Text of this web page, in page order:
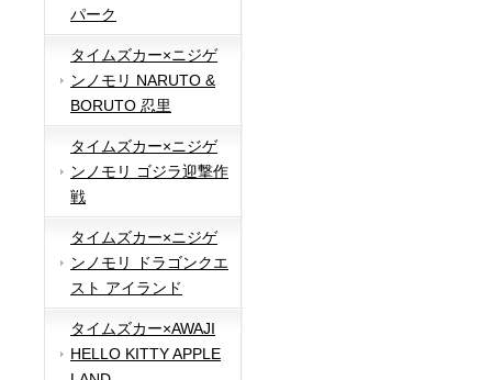
パーク
タイムズカー×ニジゲ
ンノモリ NARUTO &
BORUTO 忍里
タイムズカー×ニジゲ
ンノモリ ゴジラ迎撃作
戦
タイムズカー×ニジゲ
ンノモリ ドラゴンクエ
スト アイランド
タイムズカー×AWAJI
HELLO KITTY APPLE